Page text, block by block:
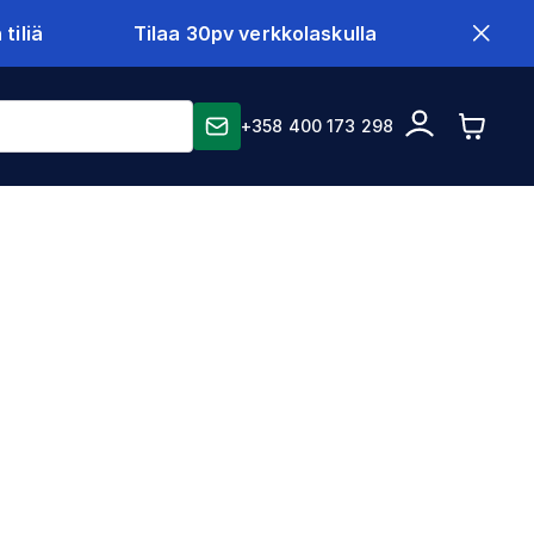
tiliä Tilaa 30pv verkkolaskulla
+358 400 173 298